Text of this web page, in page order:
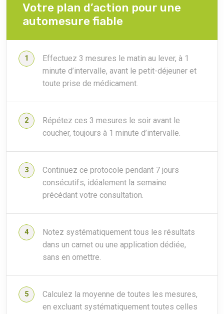
Votre plan d’action pour une
automesure fiable
Effectuez 3 mesures le matin au lever, à 1
minute d’intervalle, avant le petit-déjeuner et
toute prise de médicament.
Répétez ces 3 mesures le soir avant le
coucher, toujours à 1 minute d’intervalle.
Continuez ce protocole pendant 7 jours
consécutifs, idéalement la semaine
précédant votre consultation.
Notez systématiquement tous les résultats
dans un carnet ou une application dédiée,
sans en omettre.
Calculez la moyenne de toutes les mesures,
en excluant systématiquement toutes celles